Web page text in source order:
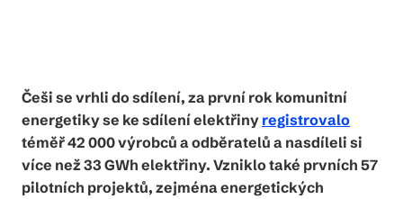
Češi se vrhli do sdílení, za první rok komunitní
energetiky se ke sdílení elektřiny registrovalo
téměř 42 000 výrobců a odběratelů a nasdíleli si
více než 33 GWh elektřiny. Vzniklo také prvních 57
pilotních projektů, zejména energetických